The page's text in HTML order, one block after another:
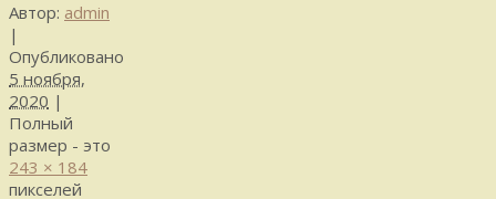
Автор: admin
|
Опубликовано
5 ноября,
2020 |
Полный
размер - это
243 × 184
пикселей